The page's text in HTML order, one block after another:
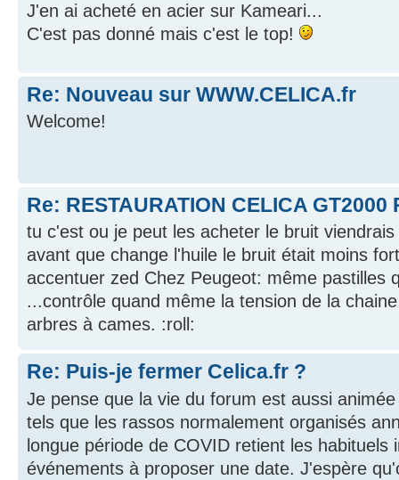
J'en ai acheté en acier sur Kameari...
C'est pas donné mais c'est le top!
Re: Nouveau sur WWW.CELICA.fr
Welcome!
Re: RESTAURATION CELICA GT2000
tu c'est ou je peut les acheter le bruit
avant que change l'huile le bruit était moins
accentuer zed Chez Peugeot: même pastilles
...contrôle quand même la tension de la
arbres à cames. :roll:
Re: Puis-je fermer Celica.fr ?
Je pense que la vie du forum est aussi
tels que les rassos normalement organisés
longue période de COVID retient les habituels
événements à proposer une date. J'espère